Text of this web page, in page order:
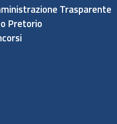
Trasparente
Pretorio